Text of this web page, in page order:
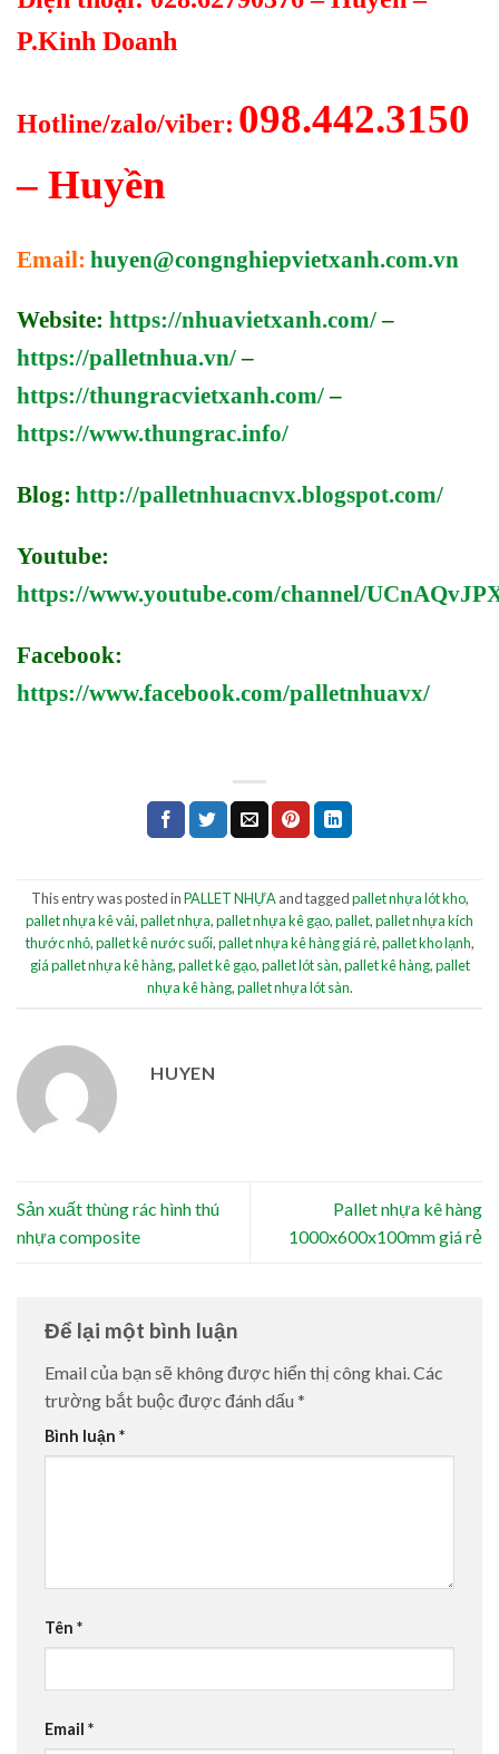
P.Kinh Doanh
Hotline/zalo/viber: 098.442.3150
– Huyền
Email: huyen@congnghiepvietxanh.com.vn
Website: https://nhuavietxanh.com/–
https://palletnhua.vn/–
https://thungracvietxanh.com/–
https://www.thungrac.info/
Blog: http://palletnhuacnvx.blogspot.com/
Youtube:
https://www.youtube.com/channel/
Facebook:
https://www.facebook.com/palletnhuavx/
This entry was posted inPALLET NHỰAand taggedpallet nhựa lót kho,
pallet nhựa kê vải,pallet nhựa,pallet nhựa kê gạo,pallet,pallet nhựa kích
thước nhỏ,pallet kê nước suối,pallet nhựa kê hàng giá rẻ,pallet kho lạnh,
giá pallet nhựa kê hàng,pallet kê gạo,pallet lót sàn,pallet kê hàng,pallet
nhựa kê hàng,pallet nhựa lót sàn.
HUYEN
Sản xuất thùng rác hình thú
nhựa composite
Pallet nhựa kê hàng
1000x600x100mm giá rẻ
Để lại một bình luận
Email của bạn sẽ không được hiển thị công khai.Các
trường bắt buộc được đánh dấu *
Bình luận *
Tên *
Email *